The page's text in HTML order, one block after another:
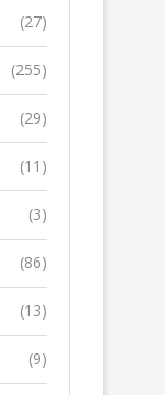
(27)
(255)
(29)
(11)
(3)
(86)
(13)
(9)